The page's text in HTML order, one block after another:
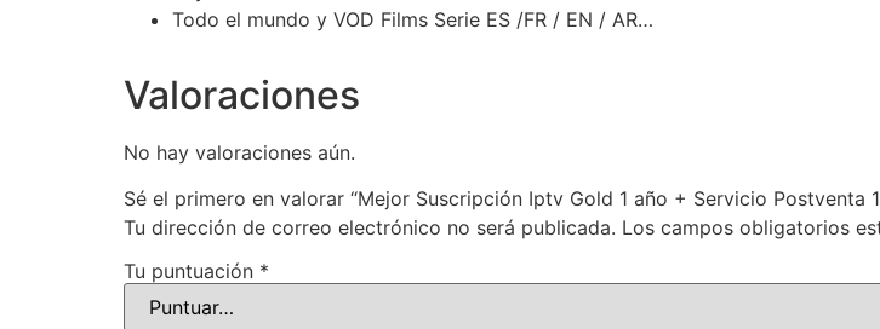
Todo el mundo y VOD Films Serie ES /FR / EN / AR…
Valoraciones
No hay valoraciones aún.
Sé el primero en valorar “Mejor Suscripción Iptv Gold 1 año + Servicio Postventa
Tu dirección de correo electrónico no será publicada. Los campos obligatorios
Tu puntuación *